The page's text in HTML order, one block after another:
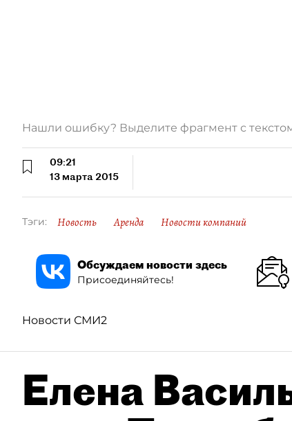
Нашли ошибку? Выделите фрагмент с
09:21
13 марта 2015
Тэги: Новость Аренда Новости компаний
Обсуждаем новости здесь
Присоединяйтесь!
Новости СМИ2
Елена